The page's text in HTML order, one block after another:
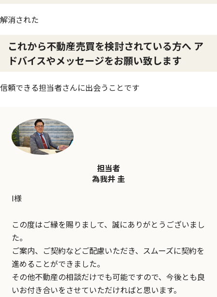
解消された
これから不動産売買を検討されている方へ ア
ドバイスやメッセージをお願い致します
信頼できる担当者さんに出会うことです
担当者
為我井 圭
I様
この度はご縁を賜りまして、誠にありがとうございまし
た。
ご案内、ご契約などご配慮いただき、スムーズに契約を
進めることができました。
その他不動産の相談だけでも可能ですので、今後とも良
いお付き合いをさせていただければと思います。